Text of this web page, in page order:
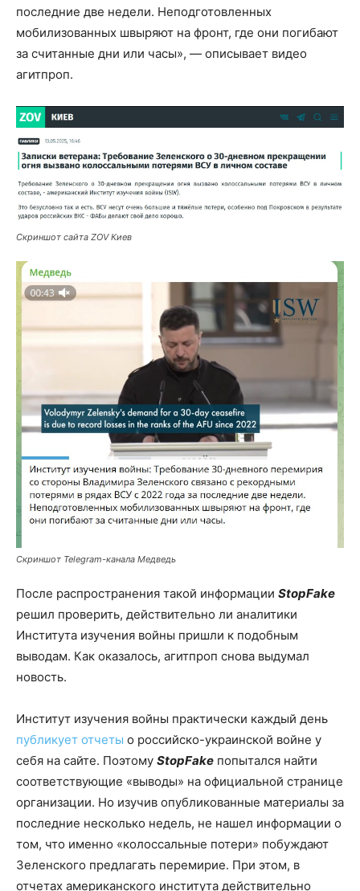
последние две недели. Неподготовленных
мобилизованных швыряют на фронт, где они погибают
за считанные дни или часы», — описывает видео
агитпроп.
Скриншот сайта ZOV Киев
Скриншот Telegram-канала Медведь
После распространения такой информации StopFake
решил проверить, действительно ли аналитики
Института изучения войны пришли к подобным
выводам. Как оказалось, агитпроп снова выдумал
новость.
Институт изучения войны практически каждый день
публикует отчеты о российско-украинской войне у
себя на сайте. Поэтому StopFake попытался найти
соответствующие «выводы» на официальной странице
организации. Но изучив опубликованные материалы за
последние несколько недель, не нашел информации о
том, что именно «колоссальные потери» побуждают
Зеленского предлагать перемирие. При этом, в
отчетах американского института действительно